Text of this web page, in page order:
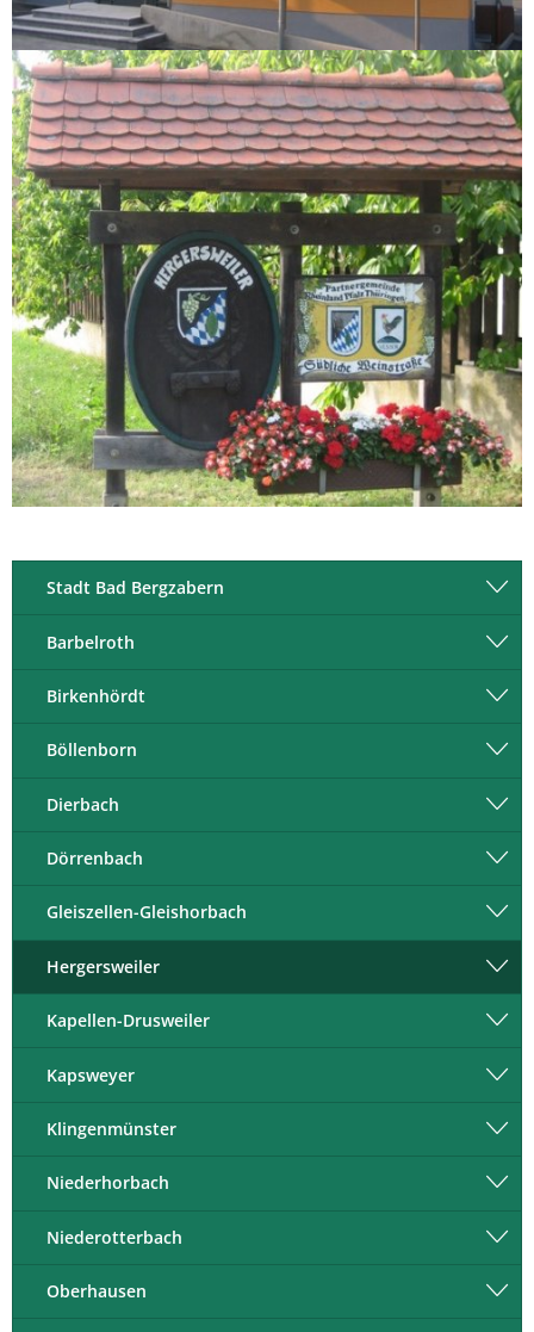
Stadt Bad Bergzabern
Barbelroth
Birkenhördt
Böllenborn
Dierbach
Dörrenbach
Gleiszellen-Gleishorbach
Hergersweiler
Kapellen-Drusweiler
Kapsweyer
Klingenmünster
Niederhorbach
Niederotterbach
Oberhausen